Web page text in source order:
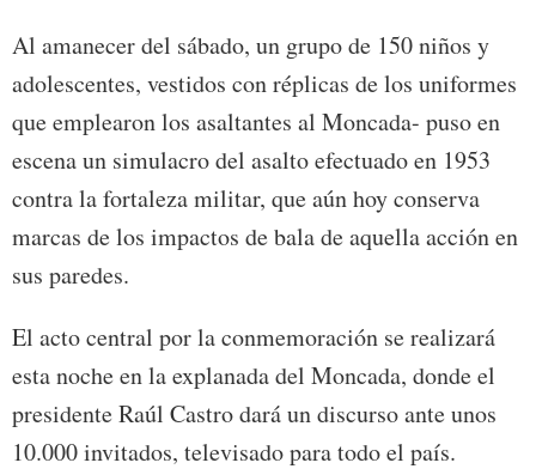
Al amanecer del sábado, un grupo de 150 niños y
adolescentes, vestidos con réplicas de los uniformes
que emplearon los asaltantes al Moncada- puso en
escena un simulacro del asalto efectuado en 1953
contra la fortaleza militar, que aún hoy conserva
marcas de los impactos de bala de aquella acción en
sus paredes.
El acto central por la conmemoración se realizará
esta noche en la explanada del Moncada, donde el
presidente Raúl Castro dará un discurso ante unos
10.000 invitados, televisado para todo el país.